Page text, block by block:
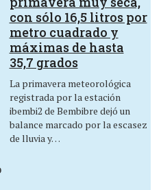
con sólo 16,5 litros por
metro cuadrado y
máximas de hasta
35,7 grados
La primavera meteorológica
registrada por la estación
ibembi2 de Bembibre dejó un
balance marcado por la escasez
de lluvia y…